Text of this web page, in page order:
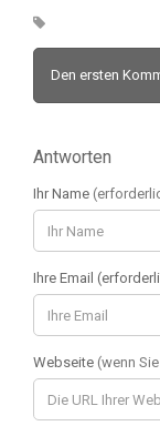
Den ersten
Antworten
Ihr Name
Ihre Email
Webseite (wenn